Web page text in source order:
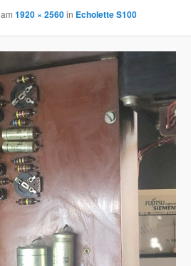
am1920 × 2560in Echolette S100